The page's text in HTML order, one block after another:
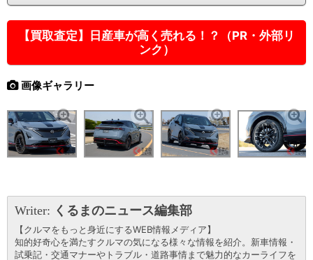
【買取査定】日産車が高く売れる！？（PR・外部リ
ンク）
画像ギャラリー
Writer: くるまのニュース編集部
【クルマをもっと身近にするWEB情報メディア】
知的好奇心を満たすクルマの気になる様々な情報を紹介。新車情報・
試乗記・交通マナーやトラブル・道路事情まで魅力的なカーライフを